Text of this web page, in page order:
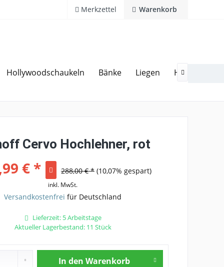
Warenkorb
Merkzettel
Hollywoodschaukeln Bänke Liegen Hocker

Jahre Erfahrung Hotline 02594 94 11 0
Cervo Hochlehner, rot
€ * 288,00 € * (10,07% gespart)
inkl. MwSt.
Versandkostenfrei für Deutschland
Lieferzeit: 5 Arbeitstage
Aktueller Lagerbestand: 11 Stück
In den Warenkorb